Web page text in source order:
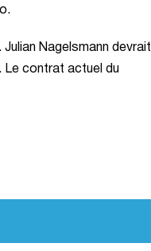
Nagelsmann devrait
Le contrat actuel du